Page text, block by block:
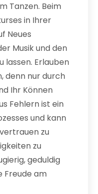
Tanzen. Beim
in Ihrer
Neues
Musik und den
lassen. Erlauben
denn nur durch
Ihr Können
Fehlern ist ein
und kann
zu
zu
geduldig
Freude am